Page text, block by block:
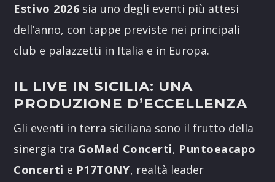
Estivo 2026 sia uno degli eventi più attesi
dell’anno, con tappe previste nei principali
club e palazzetti in Italia e in Europa.
IL LIVE IN SICILIA: UNA
PRODUZIONE D’ECCELLENZA
Gli eventi in terra siciliana sono il frutto della
sinergia tra GoMad Concerti, Puntoeacapo
Concerti e P17TONY, realtà leader